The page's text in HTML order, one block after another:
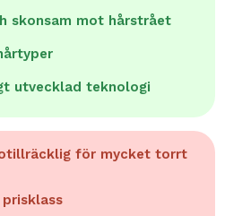
skonsam mot hårstrået
utvecklad teknologi
otillräcklig för mycket torrt